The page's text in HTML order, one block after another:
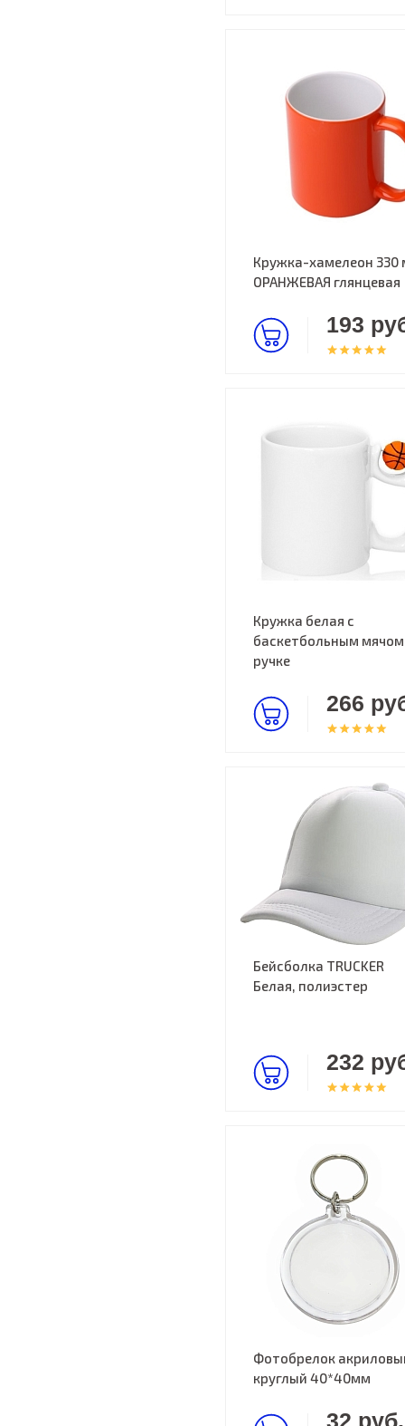
Кружка-хамелеон 330
ОРАНЖЕВАЯ глянцевая
193
Кружка белая с
баскетбольным
ручке
266
Бейсболка TRUCKER
Белая, полиэстер
232
Фотобрелок
круглый 40*40мм
32 руб.